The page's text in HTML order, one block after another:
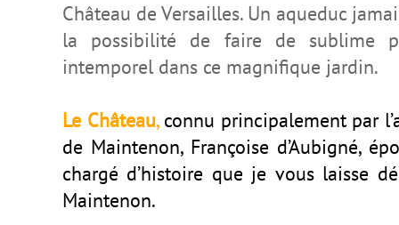
Château de Versailles. Un aqueduc
la possibilité de faire de sublime
intemporel dans ce magnifique jardin.
Le Château,connu principalement par
de Maintenon, Françoise d’Aubigné,
chargé d’histoire que je vous laisse
Maintenon.